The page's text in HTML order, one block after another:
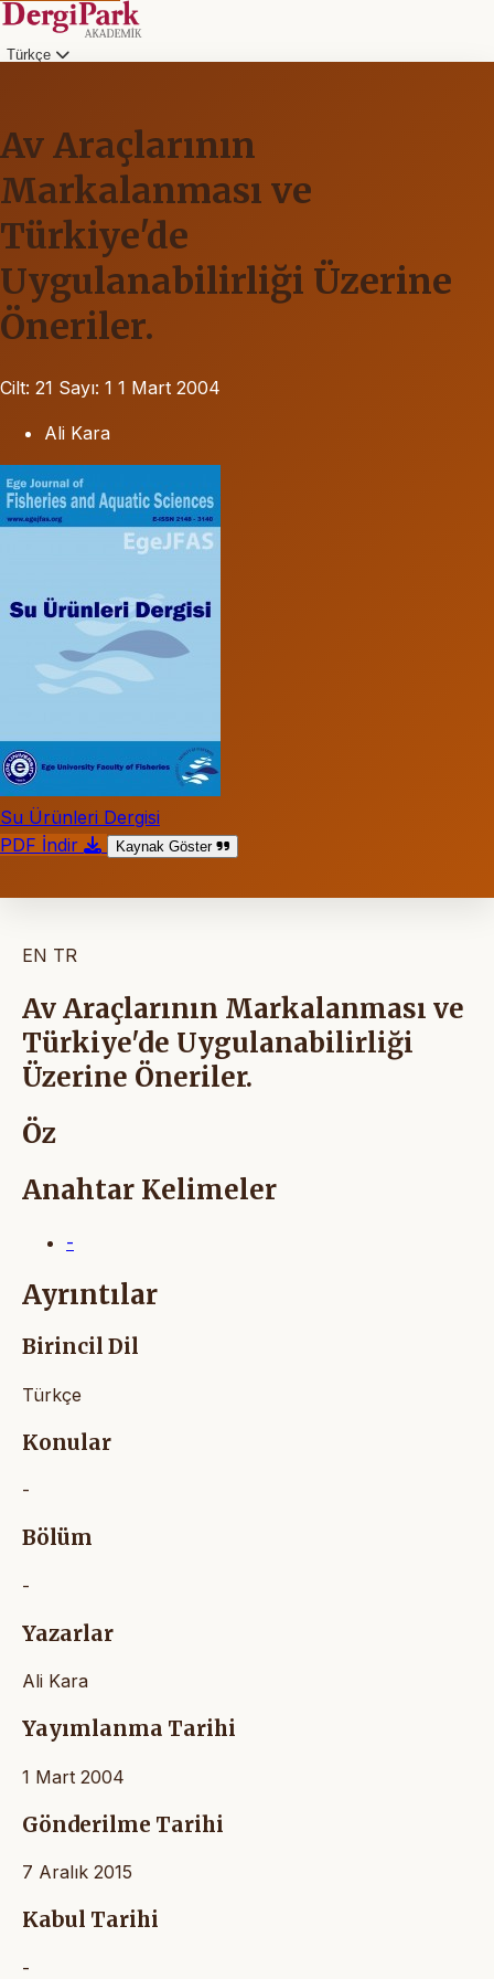
Türkçe
Av Araçlarının
Markalanması ve
Türkiye'de
Uygulanabilirliği Üzerine
Öneriler.
Cilt: 21 Sayı: 1 1 Mart 2004
Ali Kara
Su Ürünleri Dergisi
PDF İndir
Kaynak Göster
EN TR
Av Araçlarının Markalanması ve
Türkiye'de Uygulanabilirliği
Üzerine Öneriler.
Öz
Anahtar Kelimeler
-
Ayrıntılar
Birincil Dil
Türkçe
Konular
-
Bölüm
-
Yazarlar
Ali Kara
Yayımlanma Tarihi
1 Mart 2004
Gönderilme Tarihi
7 Aralık 2015
Kabul Tarihi
-